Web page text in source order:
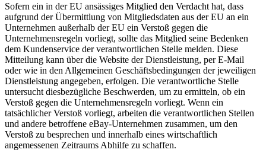
Sofern ein in der EU ansässiges Mitglied den Verdacht hat, dass
aufgrund der Übermittlung von Mitgliedsdaten aus der EU an ein
Unternehmen außerhalb der EU ein Verstoß gegen die
Unternehmensregeln vorliegt, sollte das Mitglied seine Bedenken
dem Kundenservice der verantwortlichen Stelle melden. Diese
Mitteilung kann über die Website der Dienstleistung, per E-Mail
oder wie in den Allgemeinen Geschäftsbedingungen der jeweiligen
Dienstleistung angegeben, erfolgen. Die verantwortliche Stelle
untersucht diesbezügliche Beschwerden, um zu ermitteln, ob ein
Verstoß gegen die Unternehmensregeln vorliegt. Wenn ein
tatsächlicher Verstoß vorliegt, arbeiten die verantwortlichen Stellen
und andere betroffene eBay-Unternehmen zusammen, um den
Verstoß zu besprechen und innerhalb eines wirtschaftlich
angemessenen Zeitraums Abhilfe zu schaffen.